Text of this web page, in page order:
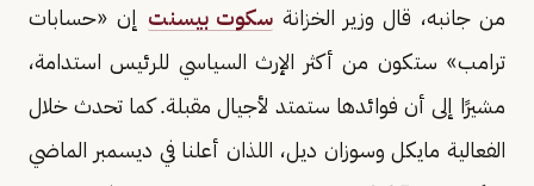
من جانبه، قال وزير الخزانة سكوت بيسنت إن «حسابات
ترامب» ستكون من أكثر الإرث السياسي للرئيس استدامة،
مشيرًا إلى أن فوائدها ستمتد لأجيال مقبلة. كما تحدث خلال
الفعالية مايكل وسوزان ديل، اللذان أعلنا في ديسمبر الماضي